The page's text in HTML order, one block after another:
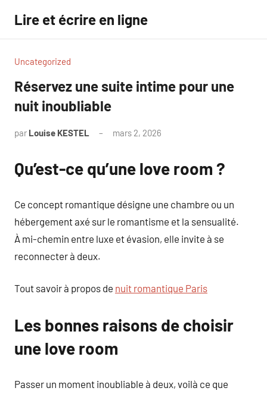
contenu
Lire et écrire en ligne
Uncategorized
Réservez une suite intime pour une
nuit inoubliable
par Louise KESTEL mars 2, 2026
Qu’est-ce qu’une love room ?
Ce concept romantique désigne une chambre ou un
hébergement axé sur le romantisme et la sensualité.
À mi-chemin entre luxe et évasion, elle invite à se
reconnecter à deux.
Tout savoir à propos de nuit romantique Paris
Les bonnes raisons de choisir
une love room
Passer un moment inoubliable à deux, voilà ce que